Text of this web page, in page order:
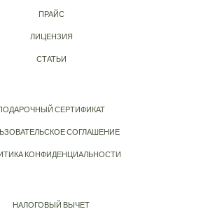
ПРАЙС
ЛИЦЕНЗИЯ
СТАТЬИ
СЕРТИФИКАТ
СОГЛАШЕНИЕ
КОНФИДЕНЦИАЛЬНОСТИ
НАЛОГОВЫЙ ВЫЧЕТ